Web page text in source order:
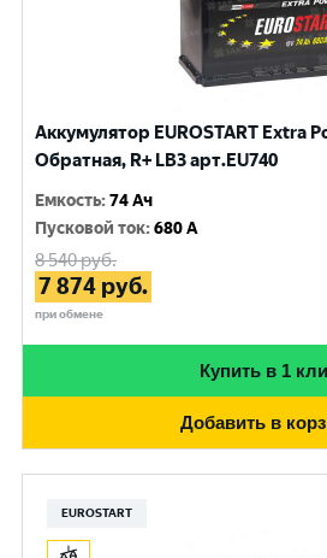
Аккумулятор EUROSTART Extra
Обратная, R+ LB3 арт.EU740
Емкость:74 Ач
Пусковой ток:680 A
8 540руб.
7 874 руб.
при обмене
Купить в 1
Добавить в
EUROSTART